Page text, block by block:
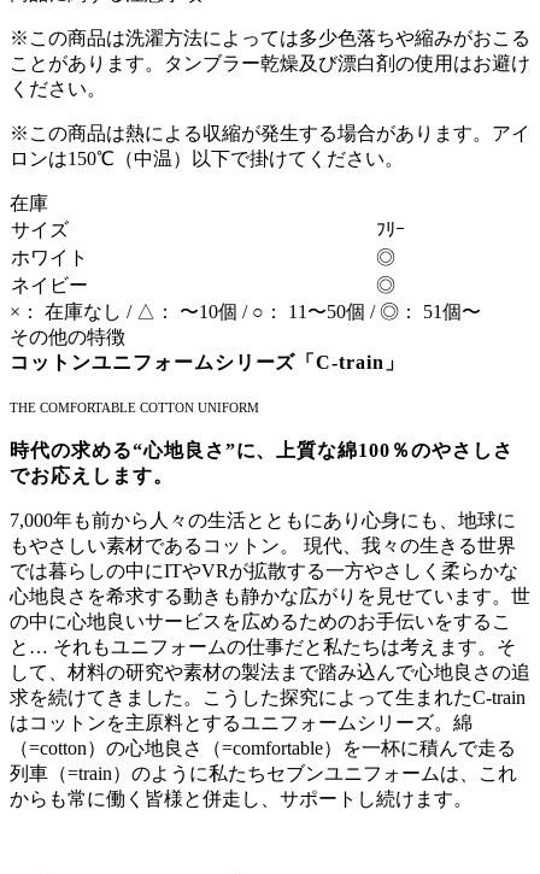
※この商品は洗濯方法によっては多少色落ちや縮みがおこる
ことがあります。タンブラー乾燥及び漂白剤の使用はお避け
ください。
※この商品は熱による収縮が発生する場合があります。アイ
ロンは150℃（中温）以下で掛けてください。
在庫
サイズ
ﾌﾘｰ
ホワイト
◎
ネイビー
◎
×： 在庫なし / △： 〜10個 / ○： 11〜50個 / ◎： 51個〜
その他の特徴
コットンユニフォームシリーズ「C-train」
THE COMFORTABLE COTTON UNIFORM
時代の求める“心地良さ”に、上質な綿100％のやさしさ
でお応えします。
7,000年も前から人々の生活とともにあり心身にも、地球に
もやさしい素材であるコットン。 現代、我々の生きる世界
では暮らしの中にITやVRが拡散する一方やさしく柔らかな
心地良さを希求する動きも静かな広がりを見せています。世
の中に心地良いサービスを広めるためのお手伝いをするこ
と… それもユニフォームの仕事だと私たちは考えます。そ
して、材料の研究や素材の製法まで踏み込んで心地良さの追
求を続けてきました。こうした探究によって生まれたC-train
はコットンを主原料とするユニフォームシリーズ。綿
（=cotton）の心地良さ（=comfortable）を一杯に積んで走る
列車（=train）のように私たちセブンユニフォームは、これ
からも常に働く皆様と併走し、サポートし続けます。